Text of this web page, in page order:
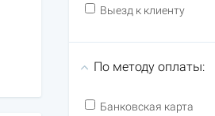
Выезд к клиенту
По методу оплаты:
Банковская карта